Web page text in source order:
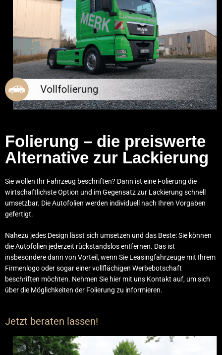
Folierung – die preiswerte
Alternative zur Lackierung
Sie wollen Ihr Fahrzeug beschriften? Dann ist eine Folierung die
wirtschaftlichste Option und im Gegensatz zur Lackierung schnell
umsetzbar. Die Autofolien werden individuell nach Ihren Vorgaben
gefertigt.
Nahezu jedes Design lässt sich umsetzen und das Beste: Sie können
die Autofolien jederzeit rückstandslos entfernen. Das ist
insbesondere dann von Vorteil, wenn Sie Leasingfahrzeuge mit Ihrem
Firmenlogo oder sogar einer vollflächigen Werbebotschaft
beschriften möchten. Nehmen Sie hier mit uns Kontakt auf, um sich
über die Möglichkeiten der Folierung zu informieren.
Jetzt beraten lassen!